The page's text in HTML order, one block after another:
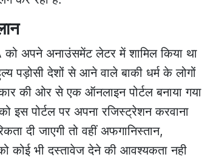
अपने अनाउंसमेंट लेटर में शामिल किया था
पड़ोसी देशों से आने वाले बाकी धर्म के लोगों
की ओर से एक ऑनलाइन पोर्टल बनाया गया
पोर्टल पर अपना रजिस्ट्रेशन करवाना
दी जाएगी तो वहीं अफगानिस्तान,
कोई भी दस्तावेज देने की आवश्यकता नही